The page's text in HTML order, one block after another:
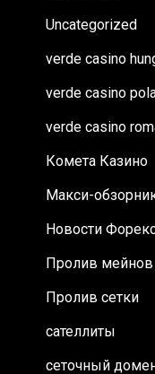
Uncategorized
verde casino
verde casino
verde casino
Комета Казино
Макси-
Новости
Пролив мейнов
Пролив сетки
сателлиты
сеточный